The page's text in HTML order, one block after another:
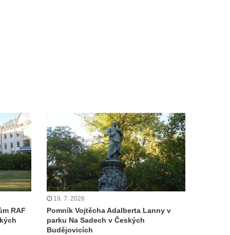
RAF
19. 7. 2026
Pomník Vojtěcha Adalberta Lanny v
parku Na Sadech v Českých
Budějovicích